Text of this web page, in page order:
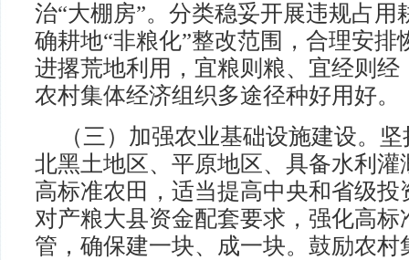
治“大棚房”。分类稳妥开展违规占用
确耕地“非粮化”整改范围，合理安排
进撂荒地利用，宜粮则粮、宜经则
农村集体经济组织多途径种好用好。
（三）加强农业基础设施建设。
北黑土地区、平原地区、具备水利
高标准农田，适当提高中央和省级
对产粮大县资金配套要求，强化高
管，确保建一块、成一块。鼓励农